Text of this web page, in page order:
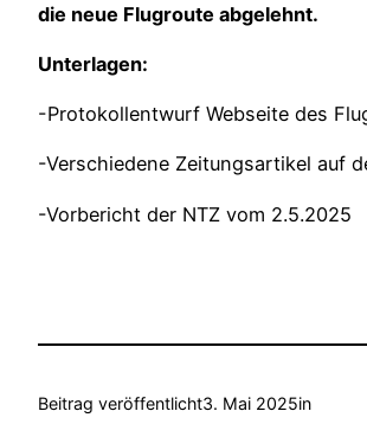
die neue Flugroute abgelehnt.
Unterlagen:
-Protokollentwurf Webseite des
-Verschiedene Zeitungsartikel auf
-Vorbericht der NTZ vom 2.5.2025
Beitrag veröffentlicht3. Mai 2025in